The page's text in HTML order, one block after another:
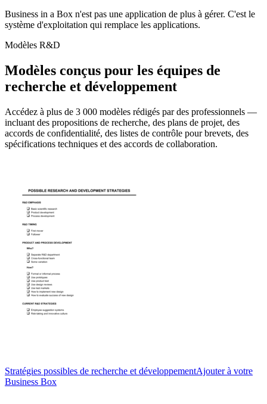
Business in a Box n'est pas une application de plus à gérer. C'est le
système d'exploitation qui remplace les applications.
Modèles R&D
Modèles conçus pour les équipes de
recherche et développement
Accédez à plus de 3 000 modèles rédigés par des professionnels —
incluant des propositions de recherche, des plans de projet, des
accords de confidentialité, des listes de contrôle pour brevets, des
spécifications techniques et des accords de collaboration.
Stratégies possibles de recherche et développementAjouter à votre
Business Box